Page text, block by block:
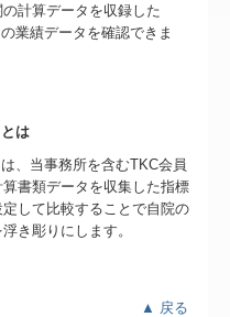
計算データを収録した
業績データを確認できま
は
は、当事務所を含むTKC会員
書類データを収集した指標
して比較することで自院の
き彫りにします。
▲ 戻る